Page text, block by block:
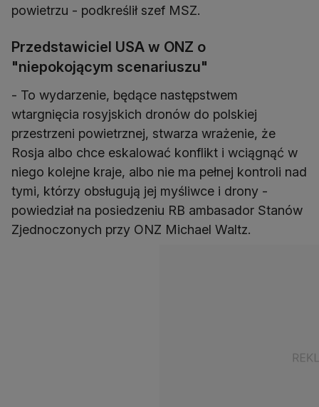
powietrzu - podkreślił szef MSZ.
Przedstawiciel USA w ONZ o
"niepokojącym scenariuszu"
- To wydarzenie, będące następstwem
wtargnięcia rosyjskich dronów do polskiej
przestrzeni powietrznej, stwarza wrażenie, że
Rosja albo chce eskalować konflikt i wciągnąć w
niego kolejne kraje, albo nie ma pełnej kontroli nad
tymi, którzy obsługują jej myśliwce i drony -
powiedział na posiedzeniu RB ambasador Stanów
Zjednoczonych przy ONZ Michael Waltz.